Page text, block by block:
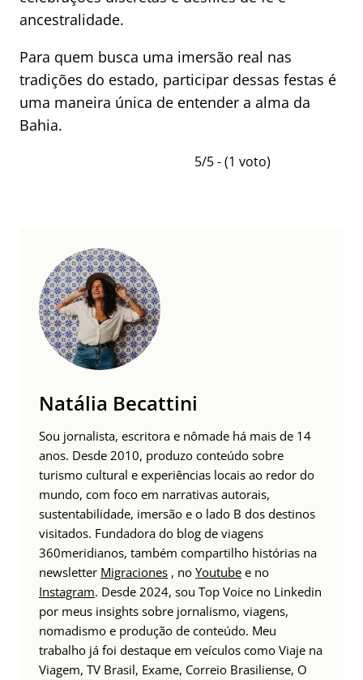
ancestralidade.
Para quem busca uma imersão real nas
tradições do estado, participar dessas festas é
uma maneira única de entender a alma da
Bahia.
5/5 - (1 voto)
Natália Becattini
Sou jornalista, escritora e nômade há mais de 14
anos. Desde 2010, produzo conteúdo sobre
turismo cultural e experiências locais ao redor do
mundo, com foco em narrativas autorais,
sustentabilidade, imersão e o lado B dos destinos
visitados. Fundadora do blog de viagens
360meridianos, também compartilho histórias na
newsletter Migraciones , no Youtube e no
Instagram. Desde 2024, sou Top Voice no Linkedin
por meus insights sobre jornalismo, viagens,
nomadismo e produção de conteúdo. Meu
trabalho já foi destaque em veículos como Viaje na
Viagem, TV Brasil, Exame, Correio Brasiliense, O